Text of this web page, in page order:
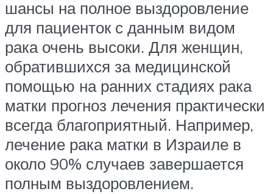
шансы на полное выздоровление
для пациенток с данным видом
рака очень высоки. Для женщин,
обратившихся за медицинской
помощью на ранних стадиях рака
матки прогноз лечения практически
всегда благоприятный. Например,
лечение рака матки в Израиле в
около 90% случаев завершается
полным выздоровлением.